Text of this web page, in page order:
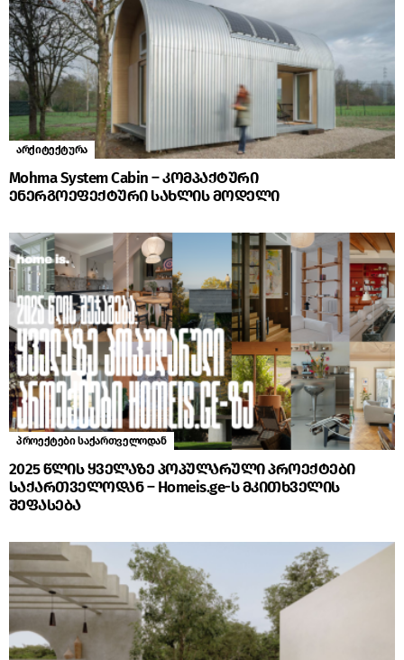
არქიტექტურა
Mohma System Cabin – კომპაქტური
ენერგოეფექტური სახლის მოდელი
პროექტები საქართველოდან
2025 წლის ყველაზე პოპულარული პროექტები
საქართველოდან – Homeis.ge-ს მკითხველის
შეფასება